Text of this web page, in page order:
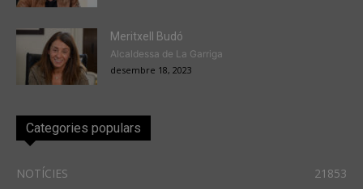
Meritxell Budó
Alcaldessa de La Garriga
desembre 18, 2023
Categories populars
NOTÍCIES
21853